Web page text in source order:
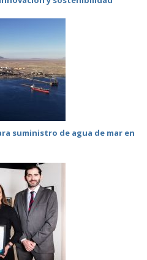
suministro de agua de mar en